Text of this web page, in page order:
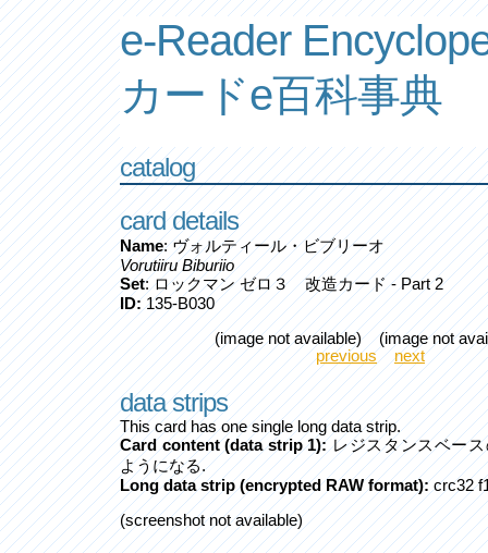
e-Reader
カードe百科事典
catalog
card details
Name: ヴォルティール・ビブリーオ
Vorutiiru Biburiio
Set: ロックマン ゼロ３ 改造カード - Part 2
ID:135-B030
(image not available) (image not
previous
next
data strips
This card has one single long data strip.
Card content (data strip 1):レジスタンスベー
ようになる.
Long data strip (encrypted RAW format):crc32
(screenshot not available)